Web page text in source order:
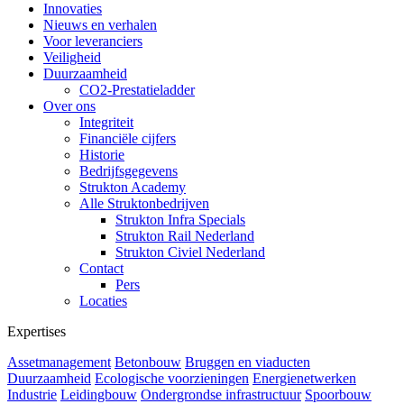
Innovaties
Nieuws en verhalen
Voor leveranciers
Veiligheid
Duurzaamheid
CO2-Prestatieladder
Over ons
Integriteit
Financiële cijfers
Historie
Bedrijfsgegevens
Strukton Academy
Alle Struktonbedrijven
Strukton Infra Specials
Strukton Rail Nederland
Strukton Civiel Nederland
Contact
Pers
Locaties
Expertises
Assetmanagement Betonbouw Bruggen en viaducten
Duurzaamheid Ecologische voorzieningen Energienetwerken
Industrie Leidingbouw Ondergrondse infrastructuur Spoorbouw